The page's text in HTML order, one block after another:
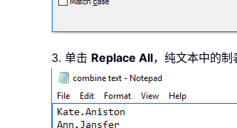
3. 单击 Replace All，纯文本中的